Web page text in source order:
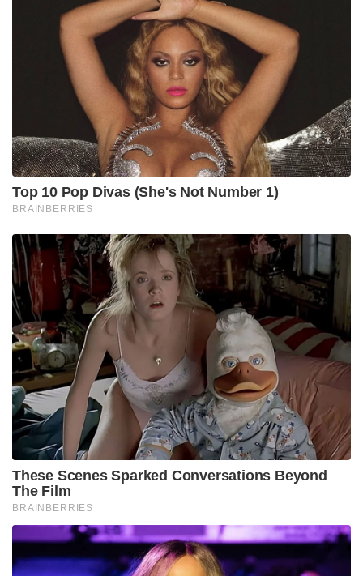
Top 10 Pop Divas (She's Not Number 1)
BRAINBERRIES
These Scenes Sparked Conversations Beyond
The Film
BRAINBERRIES